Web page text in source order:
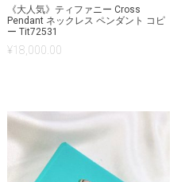
《大人気》ティファニー Cross
Pendant ネックレス ペンダント コピ
ー Tit72531
¥18,000.00